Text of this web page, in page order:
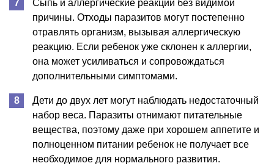
Сыпь и аллергические реакции без видимой
причины. Отходы паразитов могут постепенно
отравлять организм, вызывая аллергическую
реакцию. Если ребенок уже склонен к аллергии,
она может усиливаться и сопровождаться
дополнительными симптомами.
Дети до двух лет могут наблюдать недостаточный
набор веса. Паразиты отнимают питательные
вещества, поэтому даже при хорошем аппетите и
полноценном питании ребенок не получает все
необходимое для нормального развития.